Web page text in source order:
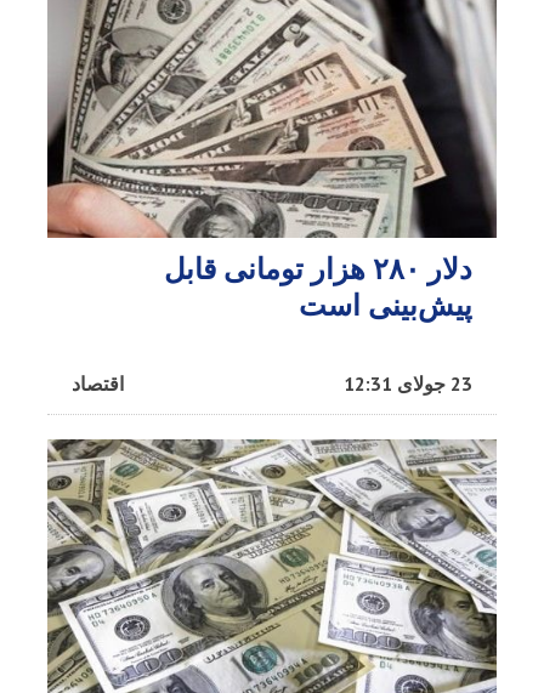
دلار ۲۸۰ هزار تومانی قابل
پیش‌بینی است
اقتصاد 23 جولای 12:31